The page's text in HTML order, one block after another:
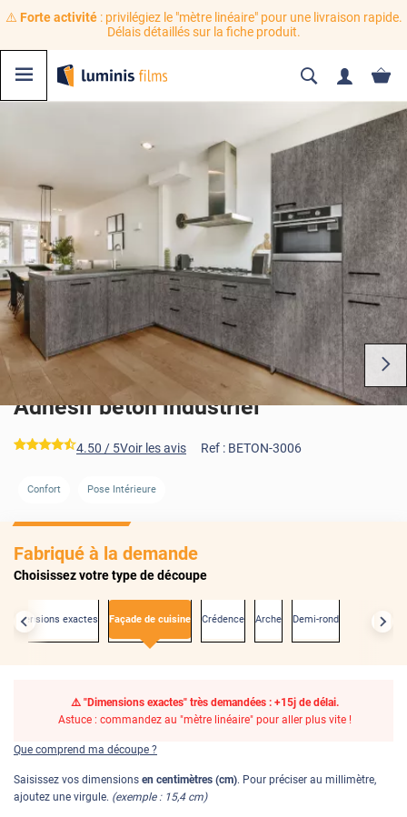
⚠️ Forte activité: privilégiez le "mètre linéaire" pour une livraison rapide.
Délais détaillés sur la fiche produit.
Adhésif béton industriel
*****
4.50 / 5Voir les avis Ref : BETON-3006
Confort Pose Intérieure
Fabriqué à la demande
Choisissez votre type de découpe
dimensions exactes Façade de cuisine Crédence Arche Demi-rond
⚠️ "Dimensions exactes" très demandées : +15j de délai.
Astuce : commandez au "mètre linéaire" pour aller plus vite !
Que comprend ma découpe ?
Saisissez vos dimensions en centimètres (cm). Pour préciser au millimètre,
ajoutez une virgule. (exemple : 15,4 cm)